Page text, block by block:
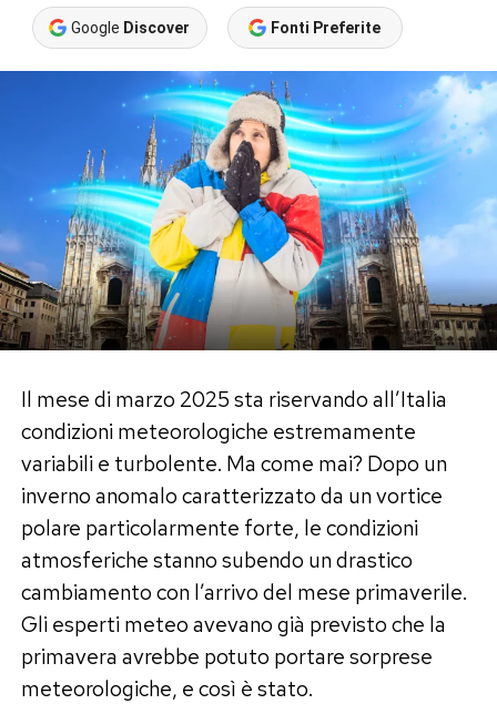
Google Discover Fonti Preferite
Il mese di marzo 2025 sta riservando all’Italia
condizioni meteorologiche estremamente
variabili e turbolente. Ma come mai? Dopo un
inverno anomalo caratterizzato da un vortice
polare particolarmente forte, le condizioni
atmosferiche stanno subendo un drastico
cambiamento con l’arrivo del mese primaverile.
Gli esperti meteo avevano già previsto che la
primavera avrebbe potuto portare sorprese
meteorologiche, e così è stato.